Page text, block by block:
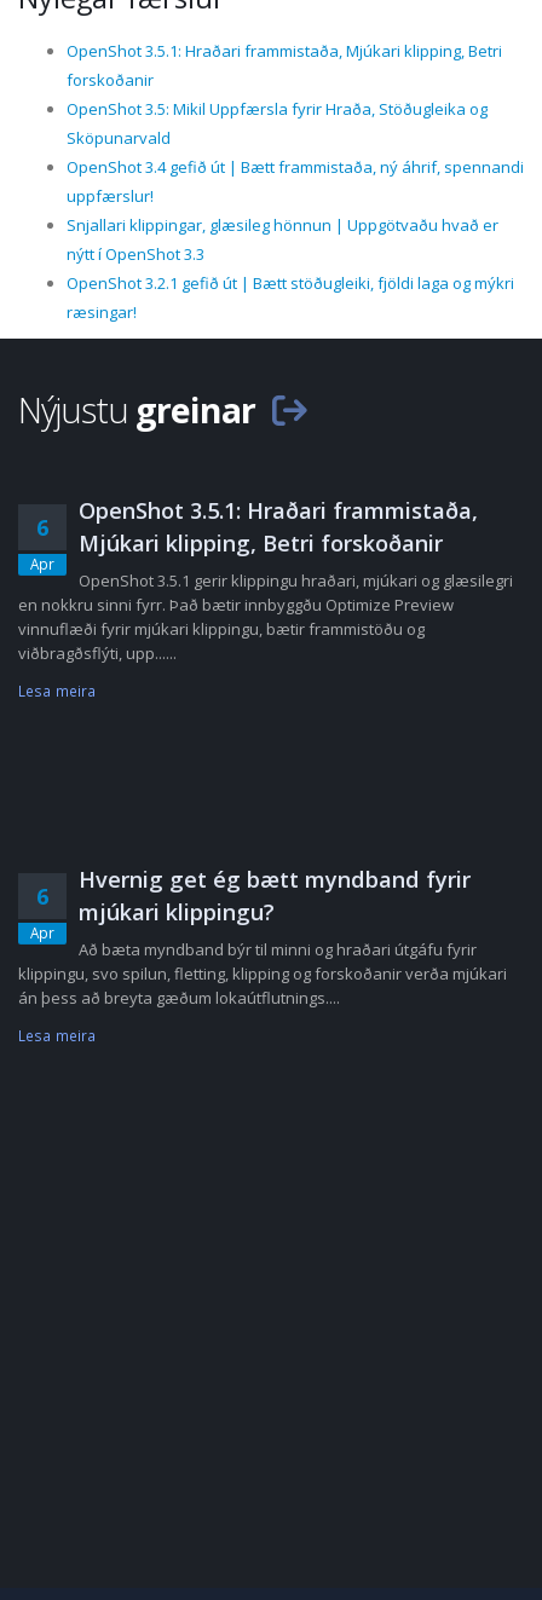
OpenShot 3.5.1: Hraðari frammistaða, Mjúkari klipping, Betri
forskoðanir
OpenShot 3.5: Mikil Uppfærsla fyrir Hraða, Stöðugleika og
Sköpunarvald
OpenShot 3.4 gefið út | Bætt frammistaða, ný áhrif, spennandi
uppfærslur!
Snjallari klippingar, glæsileg hönnun | Uppgötvaðu hvað er
nýtt í OpenShot 3.3
OpenShot 3.2.1 gefið út | Bætt stöðugleiki, fjöldi laga og mýkri
ræsingar!
Nýjustu greinar
6
Apr
OpenShot 3.5.1: Hraðari frammistaða,
Mjúkari klipping, Betri forskoðanir
OpenShot 3.5.1 gerir klippingu hraðari, mjúkari og glæsilegri
en nokkru sinni fyrr. Það bætir innbyggðu Optimize Preview
vinnuflæði fyrir mjúkari klippingu, bætir frammistöðu og
viðbragðsflýti, upp......
Lesa meira
6
Apr
Hvernig get ég bætt myndband fyrir
mjúkari klippingu?
Að bæta myndband býr til minni og hraðari útgáfu fyrir
klippingu, svo spilun, fletting, klipping og forskoðanir verða mjúkari
án þess að breyta gæðum lokaútflutnings....
Lesa meira